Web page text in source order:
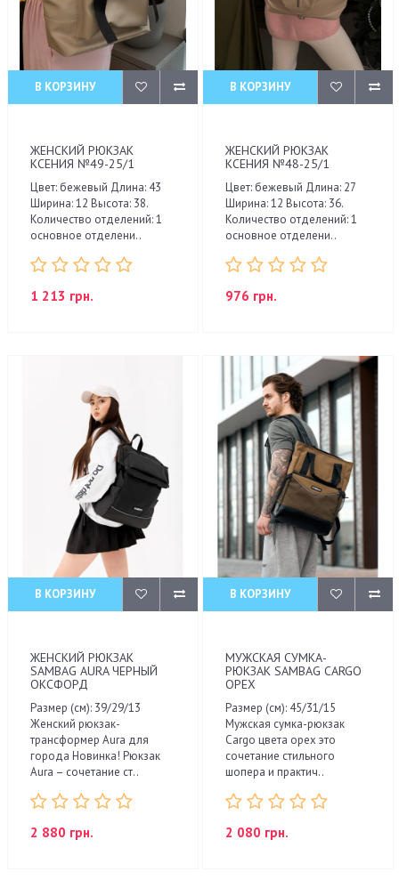
В КОРЗИНУ
ЖЕНСКИЙ РЮКЗАК
КСЕНИЯ №49-25/1
Цвет: бежевый Длина: 43
Ширина: 12 Высота: 38.
Количество отделений: 1
основное отделени..
1 213 грн.
В КОРЗИНУ
ЖЕНСКИЙ РЮКЗАК
КСЕНИЯ №48-25/1
Цвет: бежевый Длина: 27
Ширина: 12 Высота: 36.
Количество отделений: 1
основное отделени..
976 грн.
В КОРЗИНУ
ЖЕНСКИЙ РЮКЗАК
SAMBAG AURA ЧЕРНЫЙ
ОКСФОРД
Размер (см): 39/29/13
Женский рюкзак-
трансформер Aura для
города Новинка! Рюкзак
Aura – сочетание ст..
2 880 грн.
В КОРЗИНУ
МУЖСКАЯ СУМКА-
РЮКЗАК SAMBAG CARGO
ОРЕХ
Размер (см): 45/31/15
Мужская сумка-рюкзак
Cargo цвета орех это
сочетание стильного
шопера и практич..
2 080 грн.